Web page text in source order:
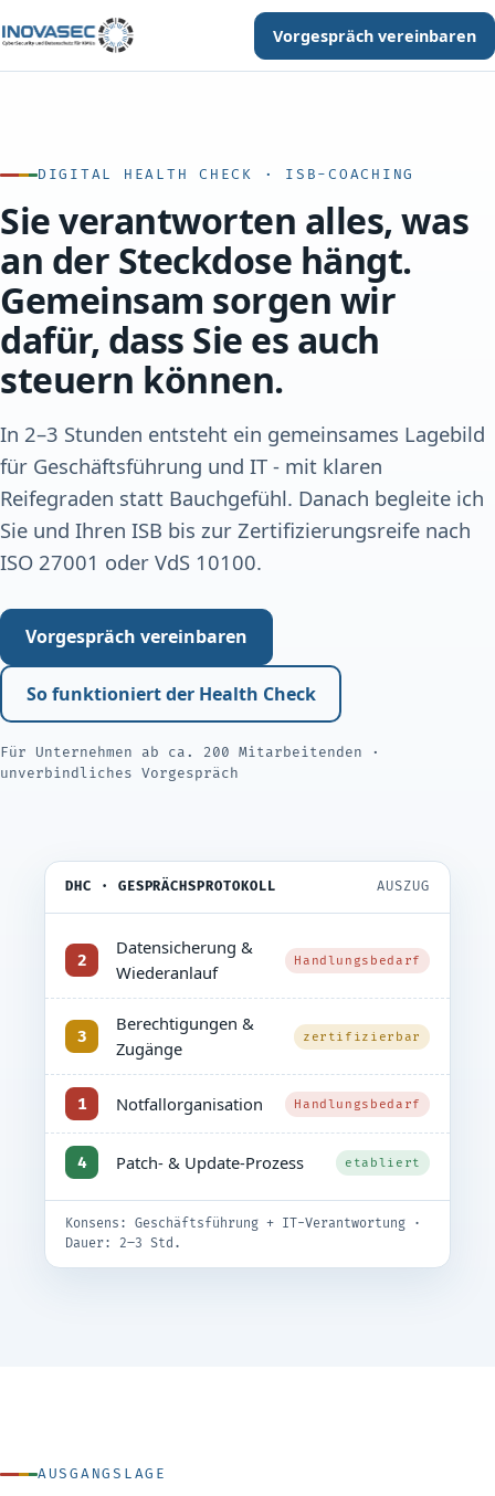
Vorgespräch vereinbaren
DIGITAL HEALTH CHECK · ISB-COACHING
Sie verantworten alles, was
an der Steckdose hängt.
Gemeinsam sorgen wir
dafür, dass Sie es auch
steuern können.
In 2–3 Stunden entsteht ein gemeinsames Lagebild
für Geschäfts­führung und IT - mit klaren
Reifegraden statt Bauchgefühl. Danach begleite ich
Sie und Ihren ISB bis zur Zertifizierungs­reife nach
ISO 27001 oder VdS 10100.
Vorgespräch vereinbaren
So funktioniert der Health Check
Für Unternehmen ab ca. 200 Mitarbeitenden ·
unverbindliches Vorgespräch
DHC · GESPRÄCHSPROTOKOLL AUSZUG
2
Datensicherung &
Wiederanlauf
Handlungsbedarf
3
Berechtigungen &
Zugänge
zertifizierbar
1 Notfallorganisation Handlungsbedarf
4 Patch- & Update-Prozess etabliert
Konsens: Geschäftsführung + IT-Verantwortung ·
Dauer: 2–3 Std.
AUSGANGSLAGE